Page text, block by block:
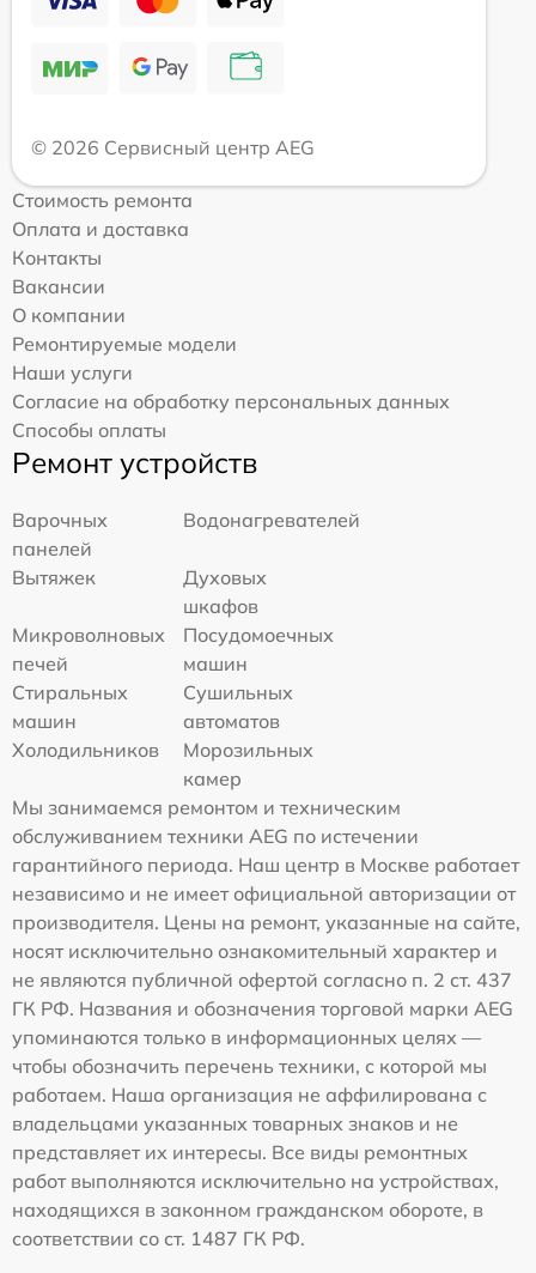
© 2026 Сервисный центр AEG
Стоимость ремонта
Оплата и доставка
Контакты
Вакансии
О компании
Ремонтируемые модели
Наши услуги
Согласие на обработку персональных данных
Способы оплаты
Ремонт устройств
Варочных
панелей
Водонагревателей
Вытяжек
Духовых
шкафов
Микроволновых
печей
Посудомоечных
машин
Стиральных
машин
Сушильных
автоматов
Холодильников
Морозильных
камер
Мы занимаемся ремонтом и техническим
обслуживанием техники AEG по истечении
гарантийного периода. Наш центр в Москве работает
независимо и не имеет официальной авторизации от
производителя. Цены на ремонт, указанные на сайте,
носят исключительно ознакомительный характер и
не являются публичной офертой согласно п. 2 ст. 437
ГК РФ. Названия и обозначения торговой марки AEG
упоминаются только в информационных целях —
чтобы обозначить перечень техники, с которой мы
работаем. Наша организация не аффилирована с
владельцами указанных товарных знаков и не
представляет их интересы. Все виды ремонтных
работ выполняются исключительно на устройствах,
находящихся в законном гражданском обороте, в
соответствии со ст. 1487 ГК РФ.